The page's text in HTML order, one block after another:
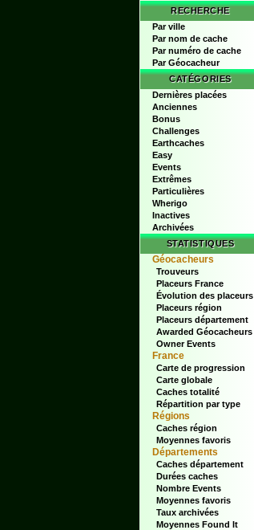
RECHERCHE
Par ville
Par nom de cache
Par numéro de cache
Par Géocacheur
CATÉGORIES
Dernières placées
Anciennes
Bonus
Challenges
Earthcaches
Easy
Events
Extrêmes
Particulières
Wherigo
Inactives
Archivées
STATISTIQUES
Géocacheurs
Trouveurs
Placeurs France
Évolution des placeurs
Placeurs région
Placeurs département
Awarded Géocacheurs
Owner Events
France
Carte de progression
Carte globale
Caches totalité
Répartition par type
Régions
Caches région
Moyennes favoris
Départements
Caches département
Durées caches
Nombre Events
Moyennes favoris
Taux archivées
Moyennes Found It